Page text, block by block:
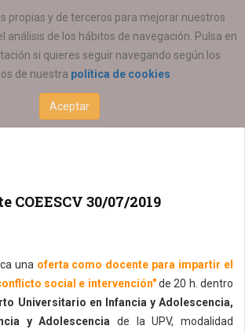
propias y de terceros para mejorar nuestros
análisis de los hábitos de navegación. Pulsa en
si quieres seguir navegando según los
de nuestra política de cookies
Aceptar
COEESCV 30/07/2019
una oferta como docente para impartir el
social e intervención"de 20 h. dentro
Universitario en Infancia y Adolescencia,
y Adolescencia de la UPV, modalidad